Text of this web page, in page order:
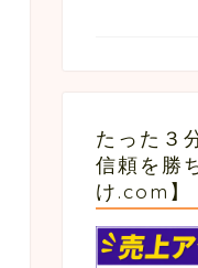
たった３
信頼を勝
け.com】